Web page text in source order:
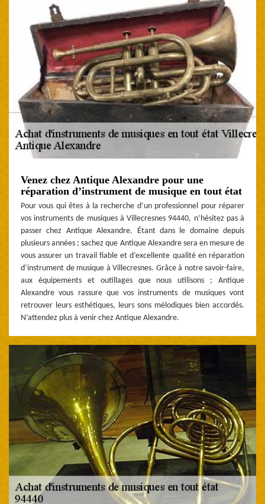
Venez chez Antique Alexandre pour une
réparation d’instrument de musique en tout état
Pour vous qui êtes à la recherche d’un professionnel pour réparer
vos instruments de musiques à Villecresnes 94440, n’hésitez pas à
passer chez Antique Alexandre. Étant dans le domaine depuis
plusieurs années ; sachez que Antique Alexandre sera en mesure de
vous assurer un travail fiable et d’excellente qualité en réparation
d’instrument de musique à Villecresnes. Grâce à notre savoir-faire,
aux équipements et outillages que nous utilisons ; Antique
Alexandre vous rassure que vos instruments de musiques vont
retrouver leurs esthétiques, leurs sons mélodiques bien accordés.
N’attendez plus à venir chez Antique Alexandre.